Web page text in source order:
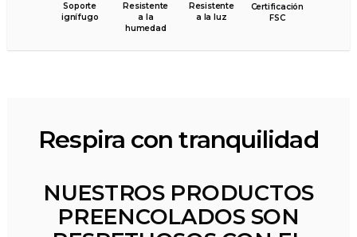
Soporte
ignífugo
Resistente
a la
humedad
Resistente
a la luz
Certificación
FSC
Respira con tranquilidad
NUESTROS PRODUCTOS
PREENCOLADOS SON